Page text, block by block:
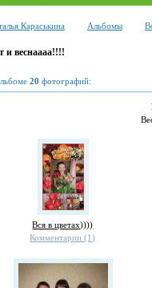
Караськина Альбомы
и веснаааа!!!!
20 фотографий:
5
Вся в цветах))))
Комментарии (1)